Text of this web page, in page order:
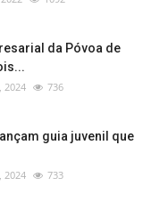
da Póvoa de
2024 736
guia juvenil que
2024 733